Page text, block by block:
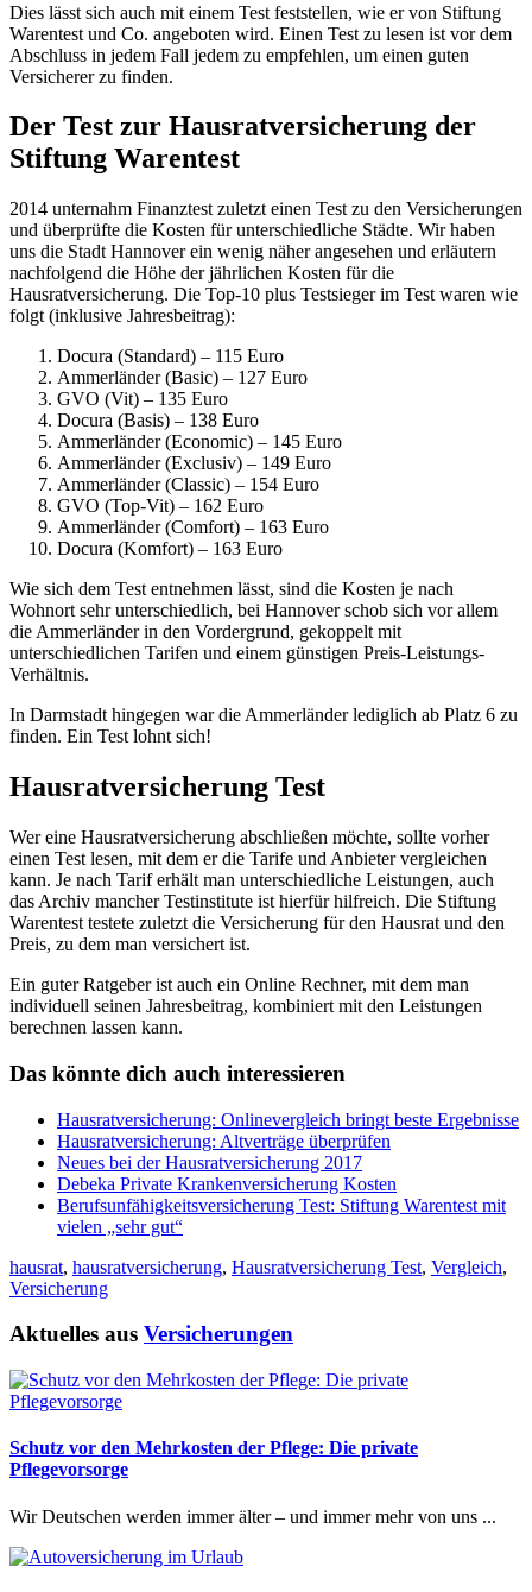
Dies lässt sich auch mit einem Test feststellen, wie er von Stiftung
Warentest und Co. angeboten wird. Einen Test zu lesen ist vor dem
Abschluss in jedem Fall jedem zu empfehlen, um einen guten
Versicherer zu finden.
Der Test zur Hausratversicherung der
Stiftung Warentest
2014 unternahm Finanztest zuletzt einen Test zu den Versicherungen
und überprüfte die Kosten für unterschiedliche Städte. Wir haben
uns die Stadt Hannover ein wenig näher angesehen und erläutern
nachfolgend die Höhe der jährlichen Kosten für die
Hausratversicherung. Die Top-10 plus Testsieger im Test waren wie
folgt (inklusive Jahresbeitrag):
Docura (Standard) – 115 Euro
Ammerländer (Basic) – 127 Euro
GVO (Vit) – 135 Euro
Docura (Basis) – 138 Euro
Ammerländer (Economic) – 145 Euro
Ammerländer (Exclusiv) – 149 Euro
Ammerländer (Classic) – 154 Euro
GVO (Top-Vit) – 162 Euro
Ammerländer (Comfort) – 163 Euro
Docura (Komfort) – 163 Euro
Wie sich dem Test entnehmen lässt, sind die Kosten je nach
Wohnort sehr unterschiedlich, bei Hannover schob sich vor allem
die Ammerländer in den Vordergrund, gekoppelt mit
unterschiedlichen Tarifen und einem günstigen Preis-Leistungs-
Verhältnis.
In Darmstadt hingegen war die Ammerländer lediglich ab Platz 6 zu
finden. Ein Test lohnt sich!
Hausratversicherung Test
Wer eine Hausratversicherung abschließen möchte, sollte vorher
einen Test lesen, mit dem er die Tarife und Anbieter vergleichen
kann. Je nach Tarif erhält man unterschiedliche Leistungen, auch
das Archiv mancher Testinstitute ist hierfür hilfreich. Die Stiftung
Warentest testete zuletzt die Versicherung für den Hausrat und den
Preis, zu dem man versichert ist.
Ein guter Ratgeber ist auch ein Online Rechner, mit dem man
individuell seinen Jahresbeitrag, kombiniert mit den Leistungen
berechnen lassen kann.
Das könnte dich auch interessieren
Hausratversicherung: Onlinevergleich bringt beste Ergebnisse
Hausratversicherung: Altverträge überprüfen
Neues bei der Hausratversicherung 2017
Debeka Private Krankenversicherung Kosten
Berufsunfähigkeitsversicherung Test: Stiftung Warentest mit
vielen „sehr gut“
hausrat, hausratversicherung, Hausratversicherung Test, Vergleich,
Versicherung
Aktuelles aus Versicherungen
Schutz vor den Mehrkosten der Pflege: Die private
Pflegevorsorge
Wir Deutschen werden immer älter – und immer mehr von uns ...